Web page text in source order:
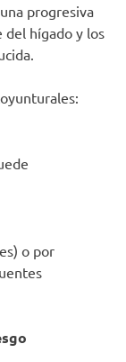
progresiva
del hígado y los
o por